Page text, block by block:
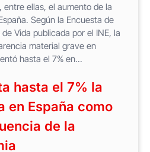
entre ellas, el aumento de la
Según la Encuesta de
Vida publicada por el INE, la
material grave en
hasta el 7% en...
hasta el 7% la
en España como
de la